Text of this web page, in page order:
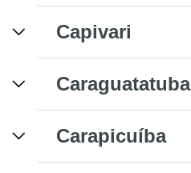
Capivari
Caraguatatuba
Carapicuíba